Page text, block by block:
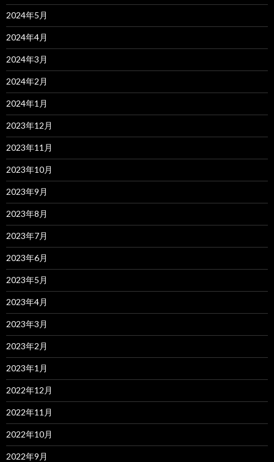
2024年5月
2024年4月
2024年3月
2024年2月
2024年1月
2023年12月
2023年11月
2023年10月
2023年9月
2023年8月
2023年7月
2023年6月
2023年5月
2023年4月
2023年3月
2023年2月
2023年1月
2022年12月
2022年11月
2022年10月
2022年9月